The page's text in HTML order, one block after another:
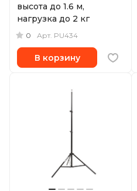
высота до 1.6 м,
нагрузка до 2 кг
0 Арт. PU434
В корзину